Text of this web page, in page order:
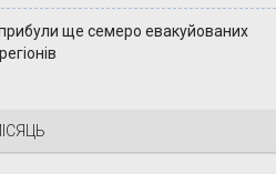
прибули ще семеро евакуйованих